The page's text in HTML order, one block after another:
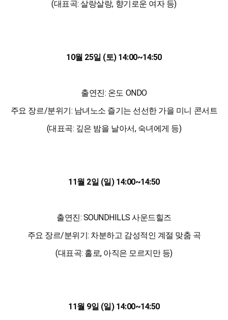
(대표곡: 살랑살랑, 향기로운 여자 등)
10월 25일 (토) 14:00~14:50
출연진: 온도 ONDO
주요 장르/분위기: 남녀노소 즐기는 선선한 가을 미니 콘서트
(대표곡: 깊은 밤을 날아서, 숙녀에게 등)
11월 2일 (일) 14:00~14:50
출연진: SOUNDHILLS 사운드힐즈
주요 장르/분위기: 차분하고 감성적인 계절 맞춤 곡
(대표곡: 홀로, 아직은 모르지만 등)
11월 9일 (일) 14:00~14:50